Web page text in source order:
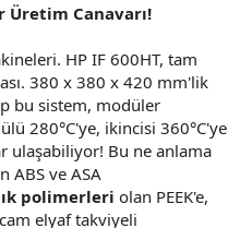
Üretim Canavarı!
HP IF 600HT, tam
380 x 380 x 420 mm'lik
bu sistem, modüler
280°C'ye, ikincisi 360°C'ye
ulaşabiliyor! Bu ne anlama
ABS ve ASA
polimerleri olan PEEK'e,
elyaf takviyeli